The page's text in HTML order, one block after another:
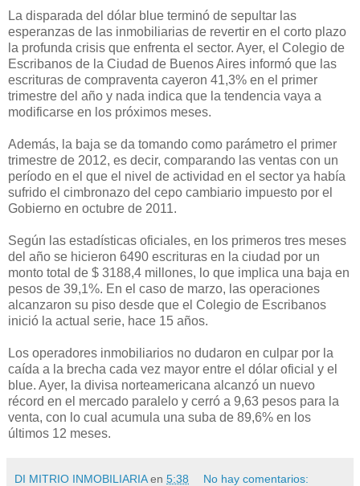
La disparada del dólar blue terminó de sepultar las
esperanzas de las inmobiliarias de revertir en el corto plazo
la profunda crisis que enfrenta el sector. Ayer, el Colegio de
Escribanos de la Ciudad de Buenos Aires informó que las
escrituras de compraventa cayeron 41,3% en el primer
trimestre del año y nada indica que la tendencia vaya a
modificarse en los próximos meses.
Además, la baja se da tomando como parámetro el primer
trimestre de 2012, es decir, comparando las ventas con un
período en el que el nivel de actividad en el sector ya había
sufrido el cimbronazo del cepo cambiario impuesto por el
Gobierno en octubre de 2011.
Según las estadísticas oficiales, en los primeros tres meses
del año se hicieron 6490 escrituras en la ciudad por un
monto total de $ 3188,4 millones, lo que implica una baja en
pesos de 39,1%. En el caso de marzo, las operaciones
alcanzaron su piso desde que el Colegio de Escribanos
inició la actual serie, hace 15 años.
Los operadores inmobiliarios no dudaron en culpar por la
caída a la brecha cada vez mayor entre el dólar oficial y el
blue. Ayer, la divisa norteamericana alcanzó un nuevo
récord en el mercado paralelo y cerró a 9,63 pesos para la
venta, con lo cual acumula una suba de 89,6% en los
últimos 12 meses.
DI MITRIO INMOBILIARIA en 5:38 No hay comentarios: